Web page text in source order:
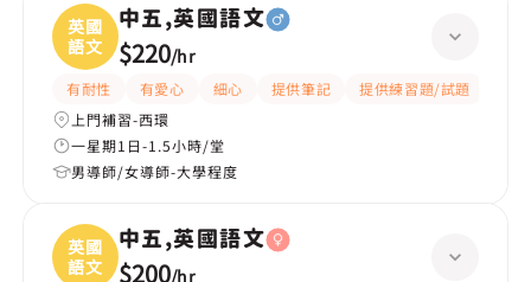
英國
語文
中五,英國語文
$220/hr
有耐性 有愛心 細心 提供筆記 提供練習題/試題
上門補習-西環
一星期1日-1.5小時/堂
男導師/女導師-大學程度
英國
語文
中五,英國語文
$200/hr